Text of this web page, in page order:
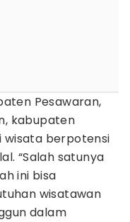
Pesawaran,
kabupaten
wisata berpotensi
“Salah satunya
ini bisa
wisatawan
dalam